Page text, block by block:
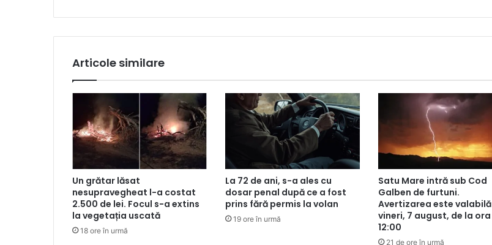
Articole similare
Un grătar lăsat
nesupravegheat l-a costat
2.500 de lei. Focul s-a extins
la vegetația uscată
18 ore în urmă
La 72 de ani, s-a ales cu
dosar penal după ce a fost
prins fără permis la volan
19 ore în urmă
Satu Mare intră sub Cod
Galben de furtuni.
Avertizarea este valabilă
vineri, 7 august, de la ora
12:00
21 de ore în urmă